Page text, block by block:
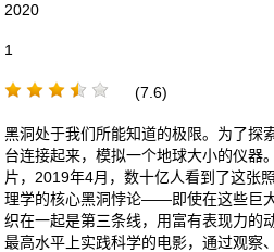
2020
1
(7.6)
黑洞处于我们所能知道的极限。为了探
台连接起来，模拟一个地球大小的仪器
片，2019年4月，数十亿人看到了这张
理学的核心黑洞悖论——即使在这些巨
织在一起是第三条线，用富有表现力的
最高水平上实践科学的电影，通过观察